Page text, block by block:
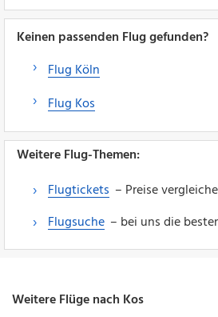
Keinen passenden Flug gefunden?
Flug Köln
Flug Kos
Weitere Flug-Themen:
Flugtickets – Preise
Flugsuche – bei uns die
Weitere Flüge nach Kos